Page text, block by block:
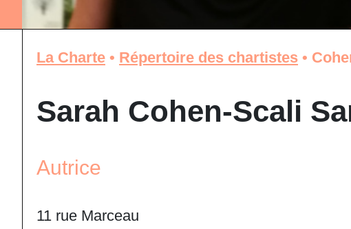
La Charte • Répertoire des chartistes •
Sarah Cohen-Scali
Autrice
11 rue Marceau